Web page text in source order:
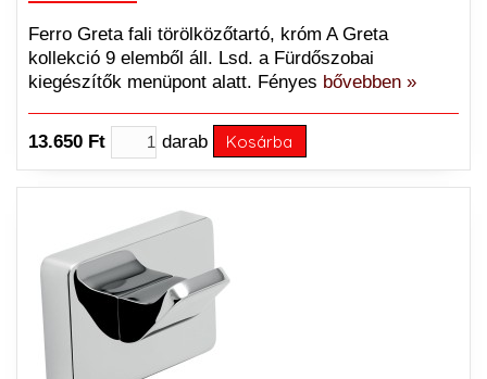
Ferro Greta fali törölközőtartó, króm A Greta
kollekció 9 elemből áll. Lsd. a Fürdőszobai
kiegészítők menüpont alatt. Fényes bővebben »
13.650 Ft darab Kosárba